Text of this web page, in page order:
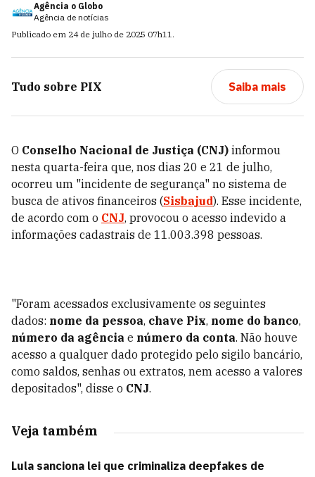
Agência o Globo
Agência de notícias
Publicado em 24 de julho de 2025 07h11.
Tudo sobre PIX Saiba mais
O Conselho Nacional de Justiça (CNJ) informou
nesta quarta-feira que, nos dias 20 e 21 de julho,
ocorreu um "incidente de segurança" no sistema de
busca de ativos financeiros (Sisbajud). Esse incidente,
de acordo com o CNJ, provocou o acesso indevido a
informações cadastrais de 11.003.398 pessoas.
"Foram acessados exclusivamente os seguintes
dados: nome da pessoa, chave Pix, nome do banco,
número da agência e número da conta. Não houve
acesso a qualquer dado protegido pelo sigilo bancário,
como saldos, senhas ou extratos, nem acesso a valores
depositados", disse o CNJ.
Veja também
Lula sanciona lei que criminaliza deepfakes de